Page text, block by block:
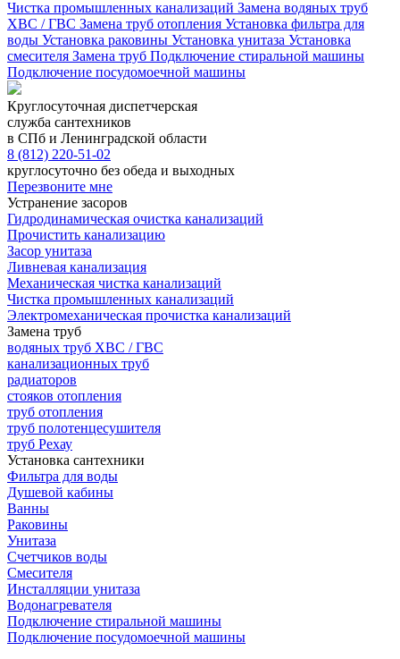
Чистка промышленных канализаций Замена водяных труб
ХВС / ГВС Замена труб отопления Установка фильтра для
воды Установка раковины Установка унитаза Установка
смесителя Замена труб Подключение стиральной машины
Подключение посудомоечной машины
Круглосуточная диспетчерская
служба сантехников
в СПб и Ленинградской области
8 (812) 220-51-02
круглосуточно без обеда и выходных
Перезвоните мне
Устранение засоров
Гидродинамическая очистка канализаций
Прочистить канализацию
Засор унитаза
Ливневая канализация
Механическая чистка канализаций
Чистка промышленных канализаций
Электромеханическая прочистка канализаций
Замена труб
водяных труб ХВС / ГВС
канализационных труб
радиаторов
стояков отопления
труб отопления
труб полотенцесушителя
труб Рехау
Установка сантехники
Фильтра для воды
Душевой кабины
Ванны
Раковины
Унитаза
Счетчиков воды
Смесителя
Инсталляции унитаза
Водонагревателя
Подключение стиральной машины
Подключение посудомоечной машины